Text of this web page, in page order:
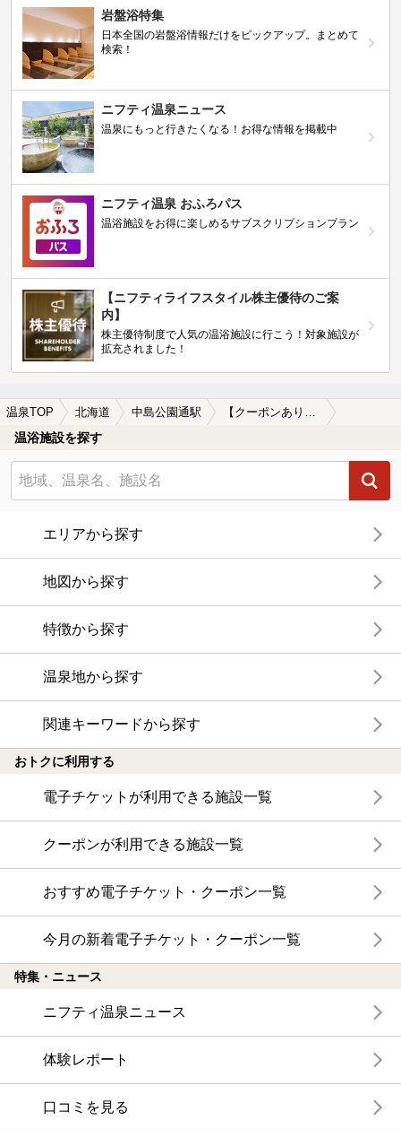
岩盤浴特集
日本全国の岩盤浴情報だけをピックアップ。まとめて
検索！
ニフティ温泉ニュース
温泉にもっと行きたくなる！お得な情報を掲載中
ニフティ温泉 おふろパス
温浴施設をお得に楽しめるサブスクリプションプラン
【ニフティライフスタイル株主優待のご案
内】
株主優待制度で人気の温浴施設に行こう！対象施設が
拡充されました！
温泉TOP 北海道 中島公園通駅
温浴施設を探す
エリアから探す
地図から探す
特徴から探す
温泉地から探す
関連キーワードから探す
おトクに利用する
電子チケットが利用できる施設一覧
クーポンが利用できる施設一覧
おすすめ電子チケット・クーポン一覧
今月の新着電子チケット・クーポン一覧
特集・ニュース
ニフティ温泉ニュース
体験レポート
口コミを見る